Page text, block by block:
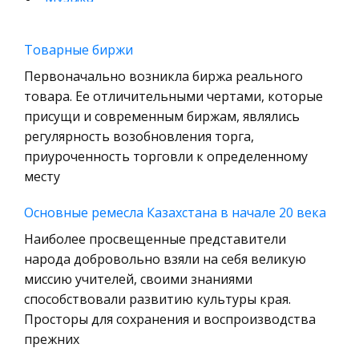
кредитные отношения
Конституционное (государственное) право
зарубежных стран
Муниципальное право России
Радиоэлектроника
Право
История отечественного государства и
права
Технология
Уголовное право
Охрана природы, Экология,
Природопользование
Товарные биржи
Первоначально возникла биржа реального
товара. Ее отличительными чертами, которые
присущи и современным биржам, являлись
регулярность возобновления торга,
приуроченность торговли к определенному
месту
Основные ремесла Казахстана в начале 20 века
Наиболее просвещенные представители
народа добровольно взяли на себя великую
миссию учителей, своими знаниями
способствовали развитию культуры края.
Просторы для сохранения и воспроизводства
прежних